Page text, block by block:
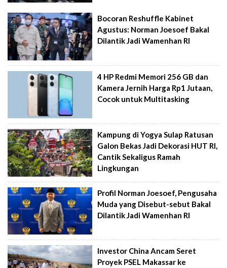
Bocoran Reshuffle Kabinet
Agustus: Norman Joesoef Bakal
Dilantik Jadi Wamenhan RI
4 HP Redmi Memori 256 GB dan
Kamera Jernih Harga Rp1 Jutaan,
Cocok untuk Multitasking
Kampung di Yogya Sulap Ratusan
Galon Bekas Jadi Dekorasi HUT RI,
Cantik Sekaligus Ramah
Lingkungan
Profil Norman Joesoef, Pengusaha
Muda yang Disebut-sebut Bakal
Dilantik Jadi Wamenhan RI
Investor China Ancam Seret
Proyek PSEL Makassar ke